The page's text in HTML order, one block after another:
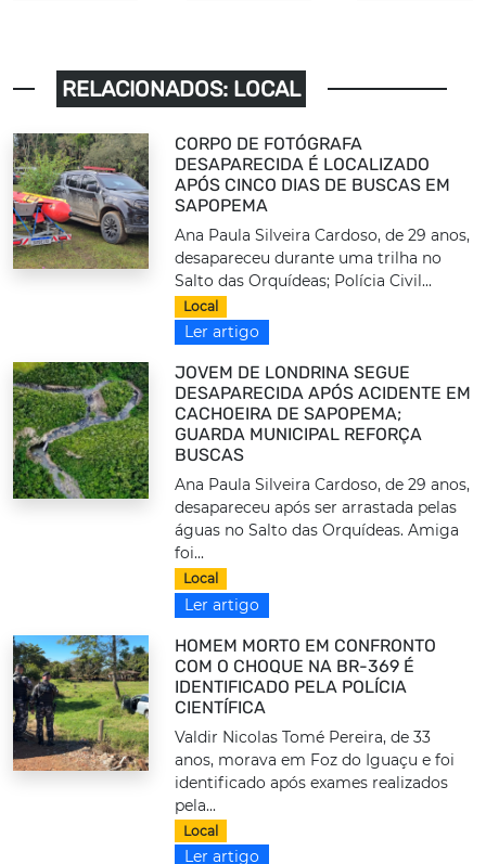
RELACIONADOS: LOCAL
CORPO DE FOTÓGRAFA
DESAPARECIDA É LOCALIZADO
APÓS CINCO DIAS DE BUSCAS EM
SAPOPEMA
Ana Paula Silveira Cardoso, de 29 anos,
desapareceu durante uma trilha no
Salto das Orquídeas; Polícia Civil...
Local
Ler artigo
JOVEM DE LONDRINA SEGUE
DESAPARECIDA APÓS ACIDENTE EM
CACHOEIRA DE SAPOPEMA;
GUARDA MUNICIPAL REFORÇA
BUSCAS
Ana Paula Silveira Cardoso, de 29 anos,
desapareceu após ser arrastada pelas
águas no Salto das Orquídeas. Amiga
foi...
Local
Ler artigo
HOMEM MORTO EM CONFRONTO
COM O CHOQUE NA BR-369 É
IDENTIFICADO PELA POLÍCIA
CIENTÍFICA
Valdir Nicolas Tomé Pereira, de 33
anos, morava em Foz do Iguaçu e foi
identificado após exames realizados
pela...
Local
Ler artigo